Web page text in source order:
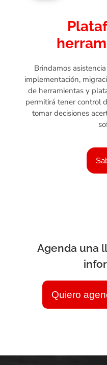
Brindamos
implementación,
de herramientas y
permitirá tener control
tomar decisiones
Agenda una
Quiero